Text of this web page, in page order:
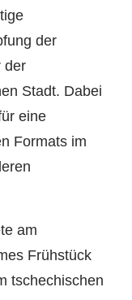
der
der
Stadt. Dabei
eine
Formats im
am
Frühstück
tschechischen